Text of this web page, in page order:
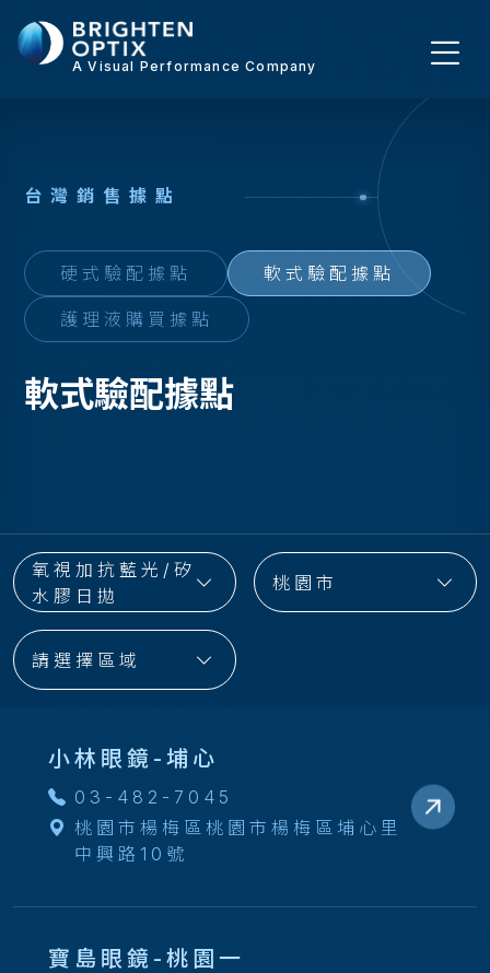
A Visual Performance Company
台灣銷 售據點
硬式驗配據點 軟式驗配據點
護理液購買據點
軟式驗配據點
氧視加抗藍光/矽
水膠日拋
桃園市
請選擇區域
小林眼鏡-埔心
03-482-7045
桃園市楊梅區桃園市楊梅區埔心里
中興路10號
寶島眼鏡-桃園一